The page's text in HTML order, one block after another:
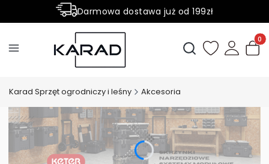
Darmowa dostawa już od 199zł
Rabaty -50% na wybrane produkty
Otwórz
Karad Sprzęt ogrodniczy i leśny Akcesoria